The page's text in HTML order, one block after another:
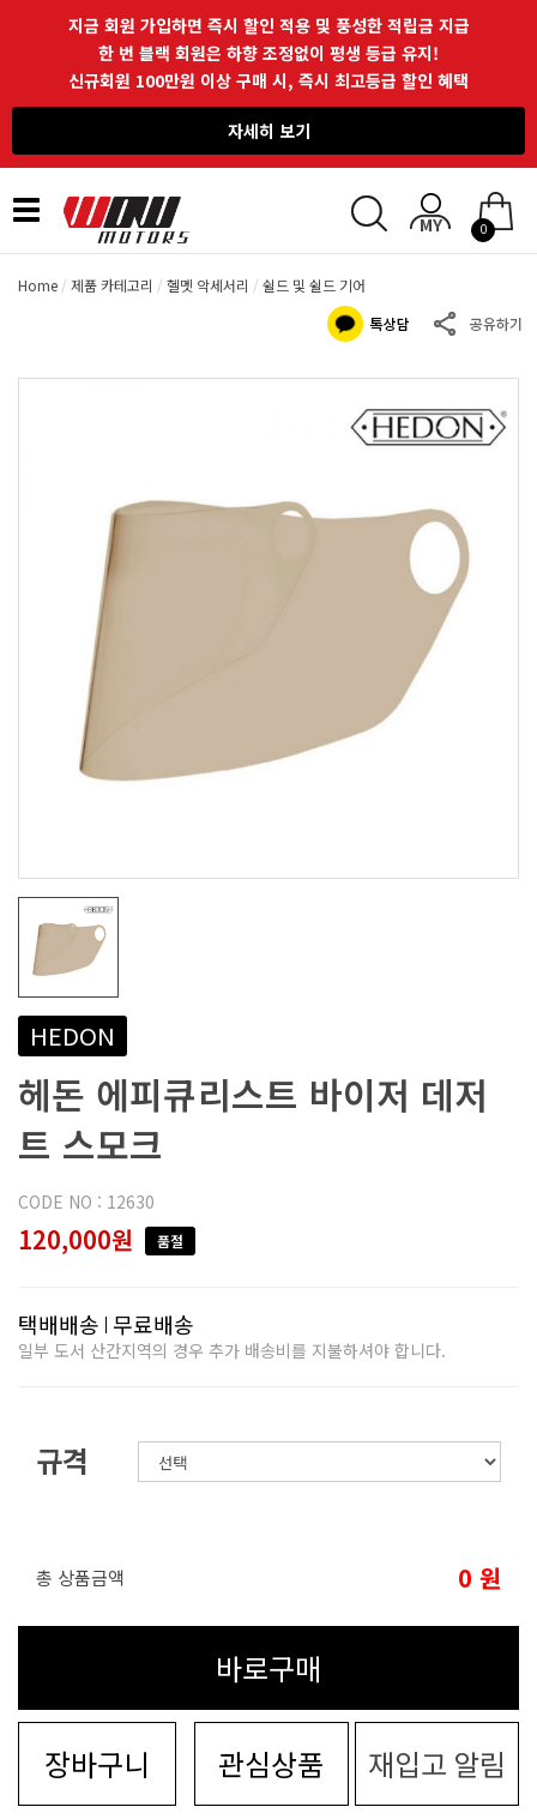
지금 회원 가입하면 즉시 할인 적용 및 풍성한 적립금 지급
한 번 블랙 회원은 하향 조정없이 평생 등급 유지!
신규회원 100만원 이상 구매 시, 즉시 최고등급 할인 혜택
자세히 보기
Toggle
navigation
0
Home 제품 카테고리 헬멧 악세서리 쉴드 및 쉴드 기어
HEDON
헤돈 에피큐리스트 바이저 데저
트 스모크
CODE NO : 12630
120,000원 품절
택배배송 무료배송
일부 도서 산간지역의 경우 추가 배송비를 지불하셔야 합니다.
규격
총 상품금액 0 원
바로구매
장바구니 관심상품 재입고 알림